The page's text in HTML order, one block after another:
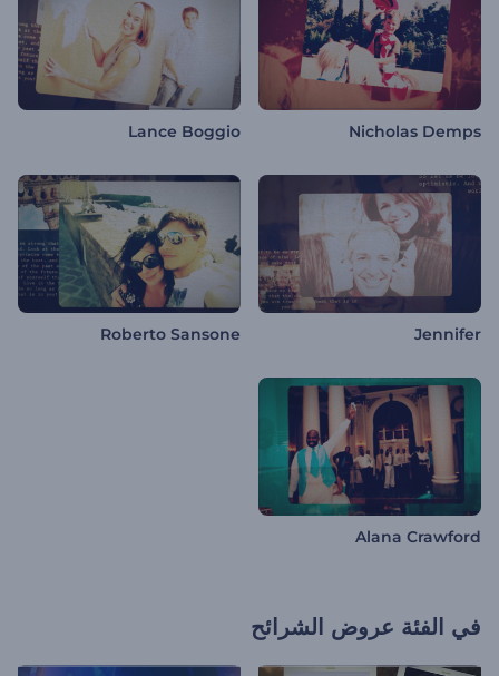
Nicholas Demps
Lance Boggio
Jennifer
Roberto Sansone
Alana Crawford
في الفئة عروض الشرائح